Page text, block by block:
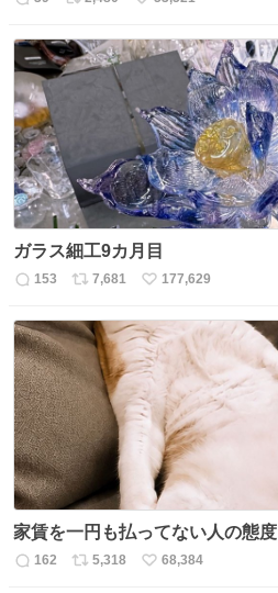
返
数
リ
ス
ト
い
ね
ガラス細工9カ月目
返
数
153
リ
ス
ト
数
7,681
い
ね
数
177,629
家賃を一円も払ってない人の態度
返
162
リ
5,318
い
68,384